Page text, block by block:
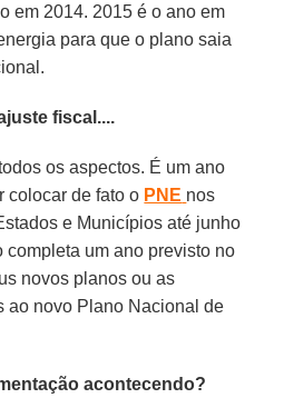
em 2014. 2015 é o ano em
para que o plano saia
fiscal....
os aspectos. É um ano
colocar de fato o PNE nos
e Municípios até junho
completa um ano previsto no
novos planos ou as
ao novo Plano Nacional de
acontecendo?